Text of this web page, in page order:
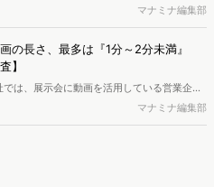
りました。また生成AI利用は約1.6倍に伸長
う形でGeminiも15.1%へ拡大するなど、ユー
んでいます。WebマーケターやSEO担当者
です。※本レポートは記事のフォームから無
レポートをDLしていただいた方には特典も
マナミナ編集部
の長さ、最多は『1分～2分未満』
】
は、展示会に動画を活用している営業企
者を対象に、展示会における動画活用の実態
開しました。
マナミナ編集部